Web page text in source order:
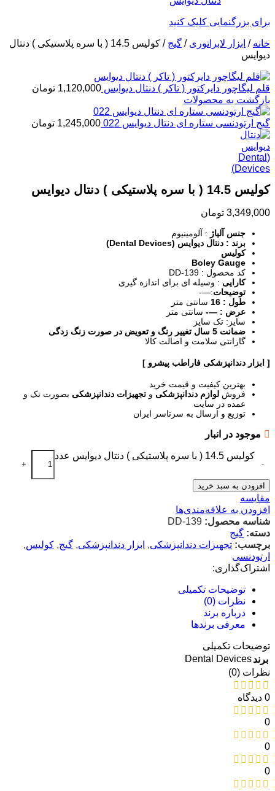
برای بزرگنمایی کلیک کنید
خانه / ابزار لابراتوری / گیج /
کولیس 14.5 ( با سره پلاستیکی ) دنتال
دیوایس
قلم لیگاچور دایرکتور ( تاکر ) دنتال دیوایس 1,120,000 تومان
بازگشت به محصولات
گیج ارتودنسی ستاره ای دنتال دیوایس 022 1,245,000 تومان
کولیس 14.5 ( با سره پلاستیکی ) دنتال دیوایس
3,349,000 تومان
جنس آلیاژ : آلومینیوم
برند : دنتال دیوایس (Dental Devices)
کولیس
Boley Gauge
کد محصول : DD-139
کارایی : وسیله ای برای اندازه گیری
توضیحات:—-
طول : 16
سانتی متر
عرض : —- سانتی متر
سایز: تک سایز
ضمانت 5 سال تغییر رنگ و تعویض در صورت زنگ زدگی
گارانتی سلامت و اصالت کالا
[ ابزار دندانپزشکی فاراطب پیشرو ]
بهترین کیفیت و قیمت خرید
فروش لوازم دندانپزشکی و تجهیزات دندانپزشکی بصورت تک و
عمده در سایت
توزیع و ارسال به سرتاسر ایران
موجود در انبار
-
کولیس 14.5 ( با سره پلاستیکی ) دنتال دیوایس عدد
+
افزودن به سبد خرید
مقایسه
افزودن به علاقه‌مندی‌ها
شناسه محصول: DD-139
دسته: گیج
برچسب: تجهیزات دندانپزشکی, ابزار دندانپزشکی, گیج, کولیس,
ارتودنسی
اشتراک‌گذاری:
توضیحات تکمیلی
نظرات (0)
درباره برند
معرفی برند‌ها
توضیحات تکمیلی
برندDental Devices
نظرات (0)
0 دیدگاه
0
0
0